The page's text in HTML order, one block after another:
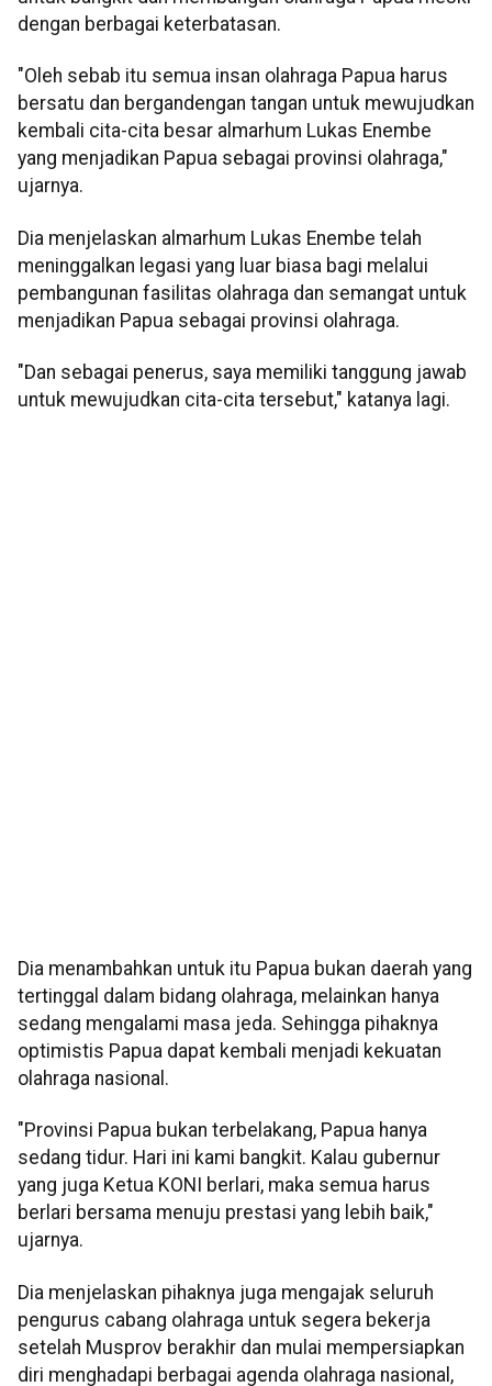
dengan berbagai keterbatasan.
"Oleh sebab itu semua insan olahraga Papua harus
bersatu dan bergandengan tangan untuk mewujudkan
kembali cita-cita besar almarhum Lukas Enembe
yang menjadikan Papua sebagai provinsi olahraga,"
ujarnya.
Dia menjelaskan almarhum Lukas Enembe telah
meninggalkan legasi yang luar biasa bagi melalui
pembangunan fasilitas olahraga dan semangat untuk
menjadikan Papua sebagai provinsi olahraga.
"Dan sebagai penerus, saya memiliki tanggung jawab
untuk mewujudkan cita-cita tersebut," katanya lagi.
Dia menambahkan untuk itu Papua bukan daerah yang
tertinggal dalam bidang olahraga, melainkan hanya
sedang mengalami masa jeda. Sehingga pihaknya
optimistis Papua dapat kembali menjadi kekuatan
olahraga nasional.
"Provinsi Papua bukan terbelakang, Papua hanya
sedang tidur. Hari ini kami bangkit. Kalau gubernur
yang juga Ketua KONI berlari, maka semua harus
berlari bersama menuju prestasi yang lebih baik,"
ujarnya.
Dia menjelaskan pihaknya juga mengajak seluruh
pengurus cabang olahraga untuk segera bekerja
setelah Musprov berakhir dan mulai mempersiapkan
diri menghadapi berbagai agenda olahraga nasional,